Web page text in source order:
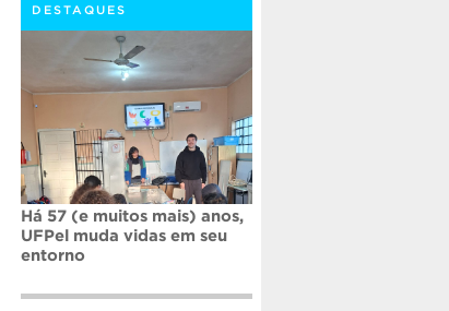
DESTAQUES
Há 57 (e muitos mais) anos,
UFPel muda vidas em seu
entorno